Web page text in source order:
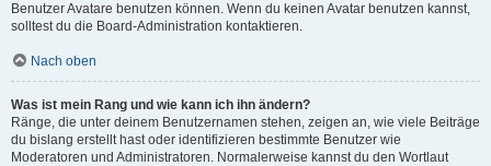
Benutzer Avatare benutzen können. Wenn du keinen Avatar benutzen kannst,
solltest du die Board-Administration kontaktieren.
Nach oben
Was ist mein Rang und wie kann ich ihn ändern?
Ränge, die unter deinem Benutzernamen stehen, zeigen an, wie viele Beiträge
du bislang erstellt hast oder identifizieren bestimmte Benutzer wie
Moderatoren und Administratoren. Normalerweise kannst du den Wortlaut